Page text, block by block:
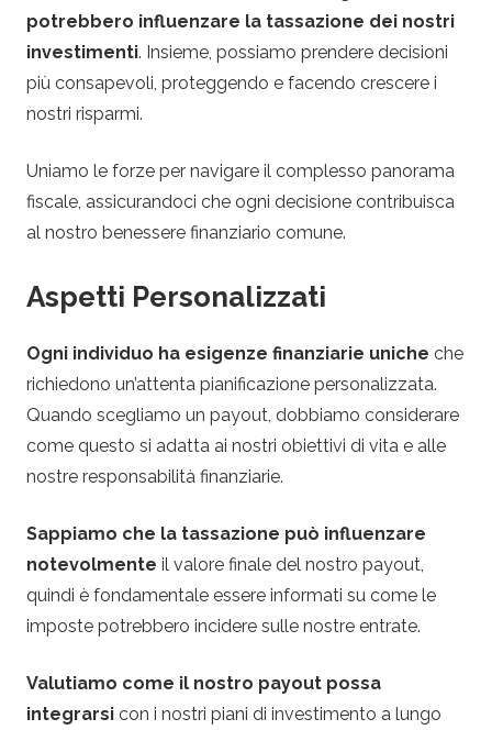
potrebbero influenzare la tassazione dei nostri
investimenti. Insieme, possiamo prendere decisioni
più consapevoli, proteggendo e facendo crescere i
nostri risparmi.
Uniamo le forze per navigare il complesso panorama
fiscale, assicurandoci che ogni decisione contribuisca
al nostro benessere finanziario comune.
Aspetti Personalizzati
Ogni individuo ha esigenze finanziarie uniche che
richiedono un’attenta pianificazione personalizzata.
Quando scegliamo un payout, dobbiamo considerare
come questo si adatta ai nostri obiettivi di vita e alle
nostre responsabilità finanziarie.
Sappiamo che la tassazione può influenzare
notevolmente il valore finale del nostro payout,
quindi è fondamentale essere informati su come le
imposte potrebbero incidere sulle nostre entrate.
Valutiamo come il nostro payout possa
integrarsi con i nostri piani di investimento a lungo